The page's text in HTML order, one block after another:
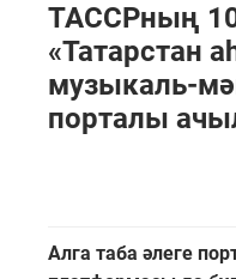
ТАССРның
«Татарстан
музыкаль-
порталы
Алга таба әлеге